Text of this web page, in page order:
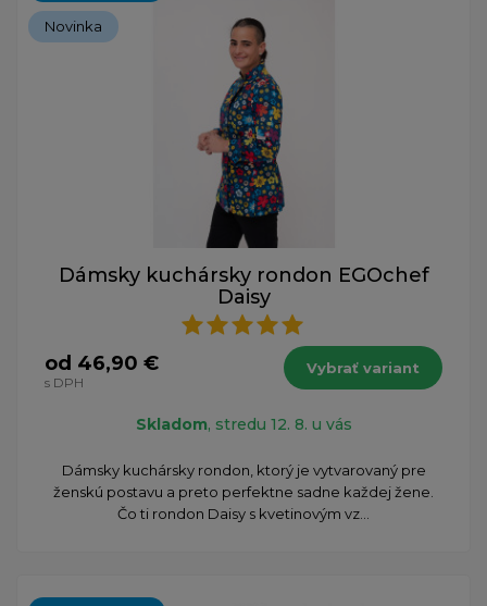
Novinka
Dámsky kuchársky rondon EGOchef
Daisy
od 46,90 €
s DPH
Vybrať variant
Skladom, stredu 12. 8. u vás
Dámsky kuchársky rondon, ktorý je vytvarovaný pre
ženskú postavu a preto perfektne sadne každej žene.
Čo ti rondon Daisy s kvetinovým vz...